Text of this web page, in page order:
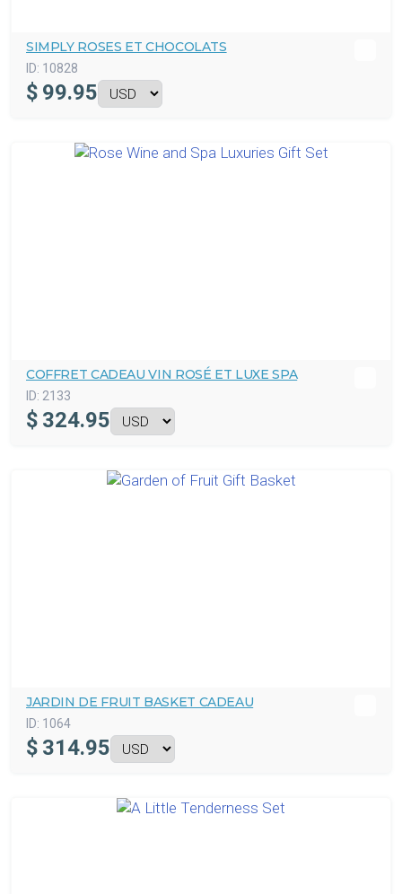
SIMPLY ROSES ET CHOCOLATS
ID: 10828
$ 99.95
COFFRET CADEAU VIN ROSÉ ET LUXE SPA
ID: 2133
$ 324.95
JARDIN DE FRUIT BASKET CADEAU
ID: 1064
$ 314.95